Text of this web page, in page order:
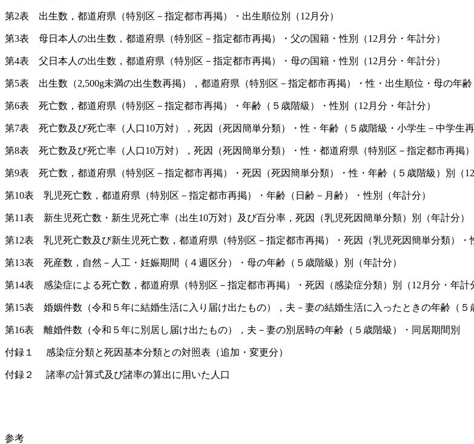
第2表 出生数，都道府県（特別区－指定都市再掲）・出生順位別（12月分）
第3表 母日本人の出生数，都道府県（特別区－指定都市再掲）・父の国籍・性別（12月分・年計分）
第4表 父日本人の出生数，都道府県（特別区－指定都市再掲）・母の国籍・性別（12月分・年計分）
第5表 出生数（2,500g未満の出生数再掲），都道府県（特別区－指定都市再掲）・性・出生順位・母の年齢
第6表 死亡数，都道府県（特別区－指定都市再掲）・年齢（５歳階級）・性別（12月分・年計分）
第7表 死亡数及び死亡率（人口10万対），死因（死因簡単分類）・性・年齢（５歳階級・小学生－中学
第8表 死亡数及び死亡率（人口10万対），死因（死因簡単分類）・性・都道府県（特別区－指定都市再掲）
第9表 死亡数，都道府県（特別区－指定都市再掲）・死因（死因簡単分類）・性・年齢（５歳階級）別（12
第10表 乳児死亡数，都道府県（特別区－指定都市再掲）・年齢（日齢－月齢）・性別（年計分）
第11表 新生児死亡数・新生児死亡率（出生10万対）及び百分率，死因（乳児死因簡単分類）別（年計分）
第12表 乳児死亡数及び新生児死亡数，都道府県（特別区－指定都市再掲）・死因（乳児死因簡単分類）・
第13表 死産数，自然－人工・妊娠期間（４週区分）・母の年齢（５歳階級）別（年計分）
第14表 感染症による死亡数，都道府県（特別区－指定都市再掲）・死因（感染症分類）別（12月分・年計
第15表 婚姻件数（令和５年に結婚生活に入り届け出たもの），夫－妻の結婚生活に入ったときの年齢（５
第16表 離婚件数（令和５年に別居し届け出たもの），夫－妻の別居時の年齢（５歳階級）・同居期間別
付録１ 感染症分類と死因基本分類との対照表（追加・変更分）
付録２ 諸率の計算式及び諸率の算出に用いた人口
参考